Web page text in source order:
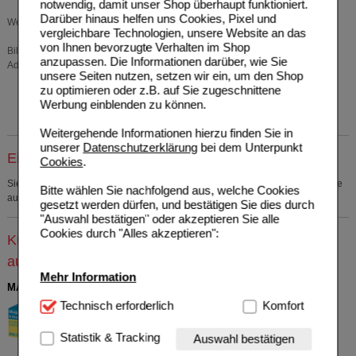
notwendig, damit unser Shop überhaupt funktioniert.
Darüber hinaus helfen uns Cookies, Pixel und
vergleichbare Technologien, unsere Website an das
von Ihnen bevorzugte Verhalten im Shop
anzupassen. Die Informationen darüber, wie Sie
unsere Seiten nutzen, setzen wir ein, um den Shop
zu optimieren oder z.B. auf Sie zugeschnittene
Werbung einblenden zu können.
Weitergehende Informationen hierzu finden Sie in
unserer Datenschutzerklärungbei dem Unterpunkt
Cookies.
Bitte wählen Sie nachfolgend aus, welche Cookies
gesetzt werden dürfen, und bestätigen Sie dies durch
"Auswahl bestätigen" oder akzeptieren Sie alle
Cookies durch "Alles akzeptieren":
Mehr Information
Technisch Notwendig:Hierbei handelt es sich um
Website notwendig sind (z.B. Navigation, Warenkorb,
Kundenkonto), weshalb auf diese nicht verzichtet
Technisch erforderlich Komfort
Statistik & Tracking Auswahl bestätigen
Weitere Gesundheitinformationen finden Sie hier: www.aliud.de/gesundheit
Bildquellen: AdobeStock/tbel, istockphoto.com/GrapeImages,
AdobeStock/Prostock-studio, AdobeStock/Viacheslav Iakobchuk
Einkaufsliste auswählen
Sie müssen sich anmelden
um den ausgewählten Artikel in eine Einkaufsliste
aufzunehmen.
Kunden, die dieses Produkt gekauft haben, kauften
auch
MAGNESIUM VERLA N Dragees
Verla-Pharm Arzneimittel
04911945
Unser Preis *